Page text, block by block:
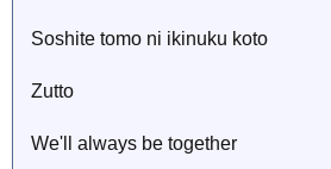
Soshite tomo ni ikinuku koto
Zutto
We'll always be together